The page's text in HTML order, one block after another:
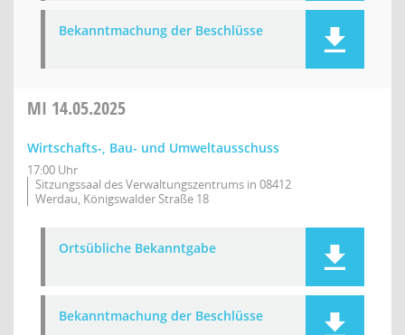
Bekanntmachung der Beschlüsse
MI 14.05.2025
Wirtschafts-, Bau- und Umweltausschuss
17:00 Uhr
Sitzungssaal des Verwaltungszentrums in 08412
Werdau, Königswalder Straße 18
Ortsübliche Bekanntgabe
Bekanntmachung der Beschlüsse